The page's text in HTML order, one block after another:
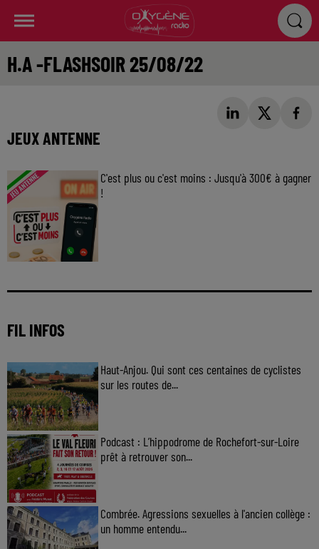
H.A -FLASHSOIR 25/08/22
JEUX ANTENNE
C'est plus ou c'est moins : Jusqu'à 300€ à gagner
!
FIL INFOS
Haut-Anjou. Qui sont ces centaines de cyclistes
sur les routes de...
Podcast : L’hippodrome de Rochefort-sur-Loire
prêt à retrouver son...
Combrée. Agressions sexuelles à l'ancien collège :
un homme entendu...